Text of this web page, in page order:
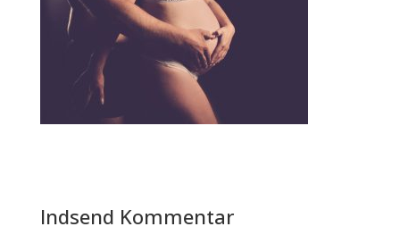
Indsend Kommentar